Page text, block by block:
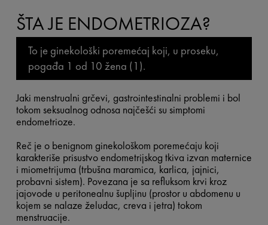
ŠTA JE ENDOMETRIOZA?
To je ginekološki poremećaj koji, u proseku,
pogađa 1 od 10 žena (1).
Jaki menstrualni grčevi, gastrointestinalni problemi i bol
tokom seksualnog odnosa najčešći su simptomi
endometrioze.
Reč je o benignom ginekološkom poremećaju koji
karakteriše prisustvo endometrijskog tkiva izvan maternice
i miometrijuma (trbušna maramica, karlica, jajnici,
probavni sistem). Povezana je sa refluksom krvi kroz
jajovode u peritonealnu šupljinu (prostor u abdomenu u
kojem se nalaze želudac, creva i jetra) tokom
menstruacije.